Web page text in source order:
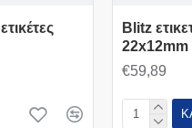
Blitz
22x12mm
€59,89